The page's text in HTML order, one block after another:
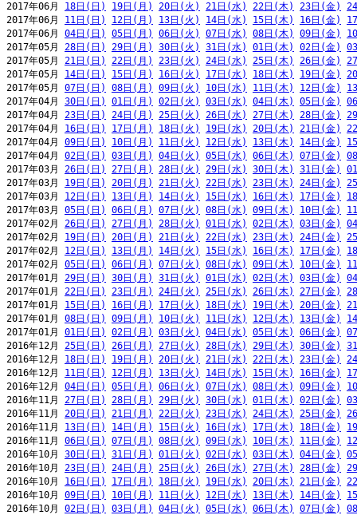
2017年06月 18日(日) 19日(月) 20日(火) 21日(水) 22日(木) 23日(金)
2017年06月 11日(日) 12日(月) 13日(火) 14日(水) 15日(木) 16日(金)
2017年06月 04日(日) 05日(月) 06日(火) 07日(水) 08日(木) 09日(金)
2017年05月 28日(日) 29日(月) 30日(火) 31日(水) 01日(木) 02日(金)
2017年05月 21日(日) 22日(月) 23日(火) 24日(水) 25日(木) 26日(金)
2017年05月 14日(日) 15日(月) 16日(火) 17日(水) 18日(木) 19日(金)
2017年05月 07日(日) 08日(月) 09日(火) 10日(水) 11日(木) 12日(金)
2017年04月 30日(日) 01日(月) 02日(火) 03日(水) 04日(木) 05日(金)
2017年04月 23日(日) 24日(月) 25日(火) 26日(水) 27日(木) 28日(金)
2017年04月 16日(日) 17日(月) 18日(火) 19日(水) 20日(木) 21日(金)
2017年04月 09日(日) 10日(月) 11日(火) 12日(水) 13日(木) 14日(金)
2017年04月 02日(日) 03日(月) 04日(火) 05日(水) 06日(木) 07日(金)
2017年03月 26日(日) 27日(月) 28日(火) 29日(水) 30日(木) 31日(金)
2017年03月 19日(日) 20日(月) 21日(火) 22日(水) 23日(木) 24日(金)
2017年03月 12日(日) 13日(月) 14日(火) 15日(水) 16日(木) 17日(金)
2017年03月 05日(日) 06日(月) 07日(火) 08日(水) 09日(木) 10日(金)
2017年02月 26日(日) 27日(月) 28日(火) 01日(水) 02日(木) 03日(金)
2017年02月 19日(日) 20日(月) 21日(火) 22日(水) 23日(木) 24日(金)
2017年02月 12日(日) 13日(月) 14日(火) 15日(水) 16日(木) 17日(金)
2017年02月 05日(日) 06日(月) 07日(火) 08日(水) 09日(木) 10日(金)
2017年01月 29日(日) 30日(月) 31日(火) 01日(水) 02日(木) 03日(金)
2017年01月 22日(日) 23日(月) 24日(火) 25日(水) 26日(木) 27日(金)
2017年01月 15日(日) 16日(月) 17日(火) 18日(水) 19日(木) 20日(金)
2017年01月 08日(日) 09日(月) 10日(火) 11日(水) 12日(木) 13日(金)
2017年01月 01日(日) 02日(月) 03日(火) 04日(水) 05日(木) 06日(金)
2016年12月 25日(日) 26日(月) 27日(火) 28日(水) 29日(木) 30日(金)
2016年12月 18日(日) 19日(月) 20日(火) 21日(水) 22日(木) 23日(金)
2016年12月 11日(日) 12日(月) 13日(火) 14日(水) 15日(木) 16日(金)
2016年12月 04日(日) 05日(月) 06日(火) 07日(水) 08日(木) 09日(金)
2016年11月 27日(日) 28日(月) 29日(火) 30日(水) 01日(木) 02日(金)
2016年11月 20日(日) 21日(月) 22日(火) 23日(水) 24日(木) 25日(金)
2016年11月 13日(日) 14日(月) 15日(火) 16日(水) 17日(木) 18日(金)
2016年11月 06日(日) 07日(月) 08日(火) 09日(水) 10日(木) 11日(金)
2016年10月 30日(日) 31日(月) 01日(火) 02日(水) 03日(木) 04日(金)
2016年10月 23日(日) 24日(月) 25日(火) 26日(水) 27日(木) 28日(金)
2016年10月 16日(日) 17日(月) 18日(火) 19日(水) 20日(木) 21日(金)
2016年10月 09日(日) 10日(月) 11日(火) 12日(水) 13日(木) 14日(金)
2016年10月 02日(日) 03日(月) 04日(火) 05日(水) 06日(木) 07日(金)